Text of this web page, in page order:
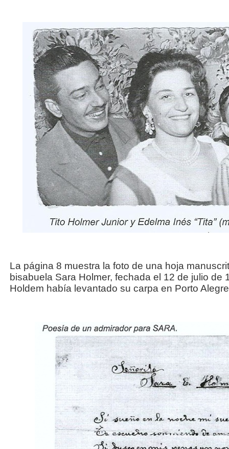
La página 8 muestra la foto de una hoja
bisabuela Sara Holmer, fechada el 12 de julio de
Holdem había levantado su carpa en Porto